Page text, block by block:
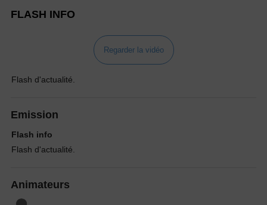
FLASH INFO
Regarder la vidéo
Flash d'actualité.
Emission
Flash info
Flash d'actualité.
Animateurs